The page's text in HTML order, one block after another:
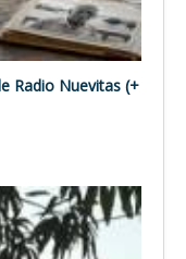
Radio Nuevitas (+